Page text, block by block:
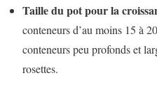
Taille du pot pour la
conteneurs d’au moins 15 à
conteneurs peu profonds et
rosettes.